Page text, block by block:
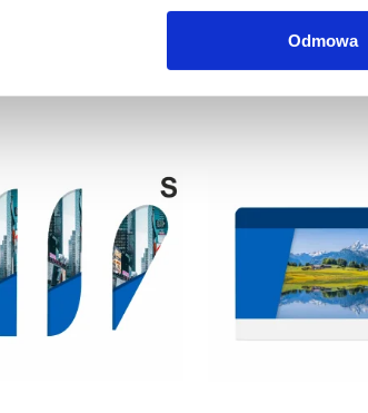
Odmowa